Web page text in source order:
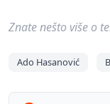
Znate nešto više o
Ado Hasanović